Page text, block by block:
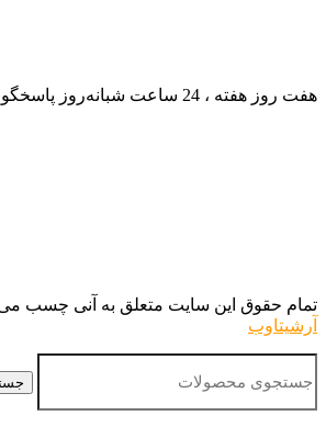
هفت روز هفته ، 24 ساعت شبانه‌روز پاسخگوی شما هستیم.
تمام حقوق این سایت متعلق به آنی چسب
آرشیتاوب